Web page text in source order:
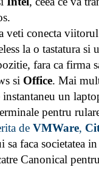
veti conecta viitorul
la o tastatura si
fara ca firma
si Office. Mai
un
pentru
de VMWare,
sa faca societatea
Canonical